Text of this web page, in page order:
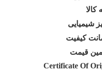
کالا
شیمیایی
کیفیت
قیمت
Certificate Of